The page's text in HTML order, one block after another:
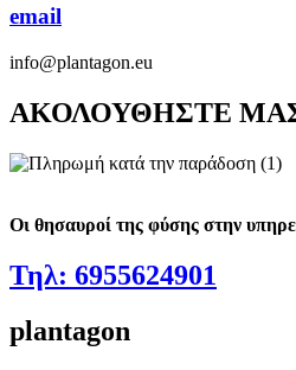
email
info@plantagon.eu
ΑΚΟΛΟΥΘΗΣΤΕ
Οι θησαυροί της φύσης στην
Τηλ: 6955624901
plantagon